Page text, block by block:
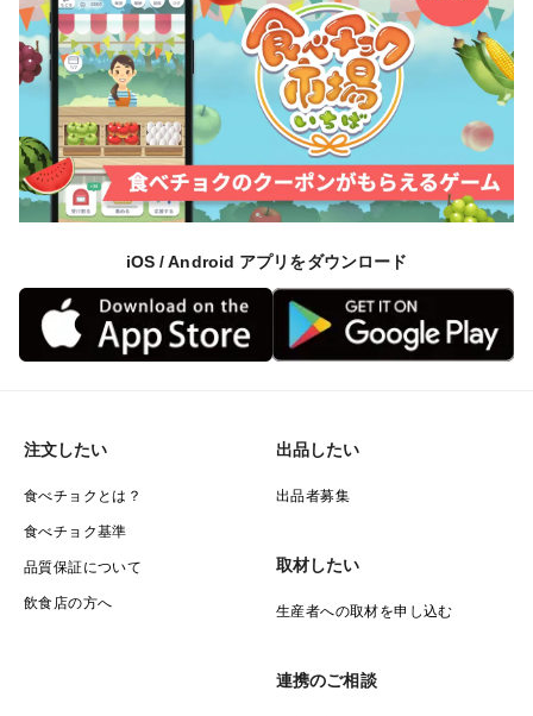
肥料や水にはこだわりを持ち、健全な根を作ることから
始めているので、メロンのうまみをしっかりとのせるよ
うにしています。
徹底した環境制御で安定した品質を実現しています。
今までで一番おいしいメロンと評価されるように、日々
取り組んでいます。
高知県は冬でも日差しが強くて温暖で昔から高品質な農
産物を生産し続けてきました。
私達のメロンの生産地は高知県でもメロン栽培で昔から
有名な夜須地区です。
きれいな地下水に恵まれ日射量の多い地域です。
総合部門においても2021年度7位を頂きました。引き続
きお客様に幸せを届けられる様に努力していきます。
関連するQ＆A」の更に下にある「質問を投稿する」を
購入後のご質問は特記事項でもお問い合わせできます。
iOS / Android アプリをダウンロード
注文したい
食べチョクとは？
食べチョク基準
品質保証について
飲食店の方へ
出品したい
出品者募集
取材したい
生産者への取材を申し込む
連携のご相談